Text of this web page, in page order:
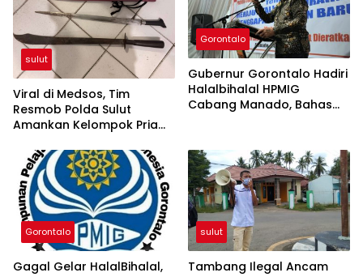
sulut
Viral di Medsos, Tim
Resmob Polda Sulut
Amankan Kelompok Pria
Jalan
Gorontalo
Gubernur Gorontalo Hadiri
Halalbihalal HPMIG
Cabang Manado, Bahas
Gorontalo
Gagal Gelar HalalBihalal,
sulut
Tambang Ilegal Ancam